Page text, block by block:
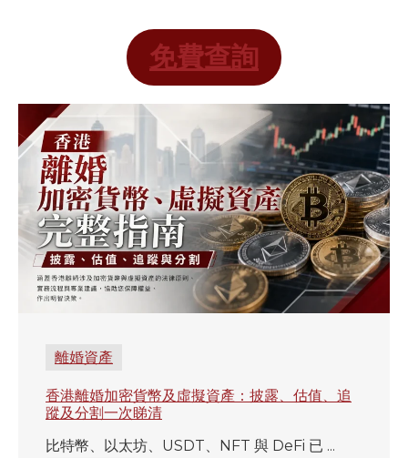
免費查詢
離婚資產
香港離婚加密貨幣及虛擬資產：披露、估值、追
蹤及分割一次睇清
比特幣、以太坊、USDT、NFT 與 DeFi 已 ...